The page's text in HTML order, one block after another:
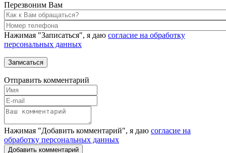
Перезвоним Вам
Нажимая "Записаться", я даю согласие на обработку
персональных данных
Отправить комментарий
Нажимая "Добавить комментарий", я даю согласие на
обработку персональных данных